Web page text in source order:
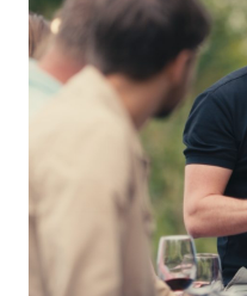
Wachtwoord
Inloggen
Je wachtwoord